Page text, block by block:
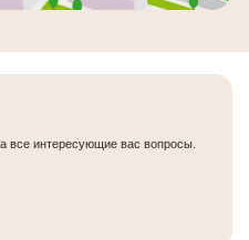
все интересующие вас вопросы.